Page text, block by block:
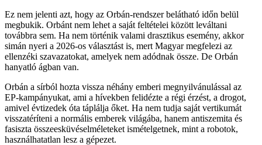
Ez nem jelenti azt, hogy az Orbán-rendszer belátható időn belül
megbukik. Orbánt nem lehet a saját feltételei között leváltani
továbbra sem. Ha nem történik valami drasztikus esemény, akkor
simán nyeri a 2026-os választást is, mert Magyar megfelezi az
ellenzéki szavazatokat, amelyek nem adódnak össze. De Orbán
hanyatló ágban van.
Orbán a sírból hozta vissza néhány emberi megnyilvánulással az
EP-kampányukat, ami a hívekben felidézte a régi érzést, a drogot,
amivel évtizedek óta táplálja őket. Ha nem tudja saját vertikumát
visszatéríteni a normális emberek világába, hanem antiszemita és
fasiszta összeesküvéselméleteket ismételgetnek, mint a robotok,
használhatatlan lesz a gépezet.